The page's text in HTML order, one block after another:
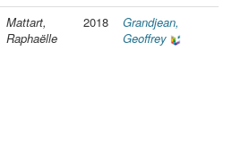
Mattart,
Raphaëlle
2018
Grandjean,
Geoffrey